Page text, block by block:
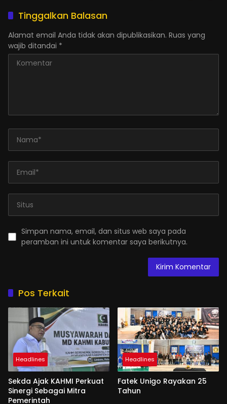
Tinggalkan Balasan
Alamat email Anda tidak akan dipublikasikan. Ruas yang
wajib ditandai *
Simpan nama, email, dan situs web saya pada
peramban ini untuk komentar saya berikutnya.
Pos Terkait
Headlines
Sekda Ajak KAHMI Perkuat
Sinergi Sebagai Mitra
Pemerintah
Headlines
Fatek Unigo Rayakan 25
Tahun